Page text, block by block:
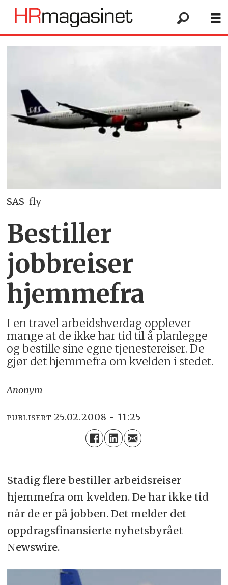
SAS-fly
Bestiller
jobbreiser
hjemmefra
I en travel arbeidshverdag opplever
mange at de ikke har tid til å planlegge
og bestille sine egne tjenestereiser. De
gjør det hjemmefra om kvelden i stedet.
Anonym
PUBLISERT 25.02.2008 - 11:25
Stadig flere bestiller arbeidsreiser
hjemmefra om kvelden. De har ikke tid
når de er på jobben. Det melder det
oppdragsfinansierte nyhetsbyrået
Newswire.